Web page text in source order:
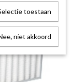
toestaan
niet akkoord